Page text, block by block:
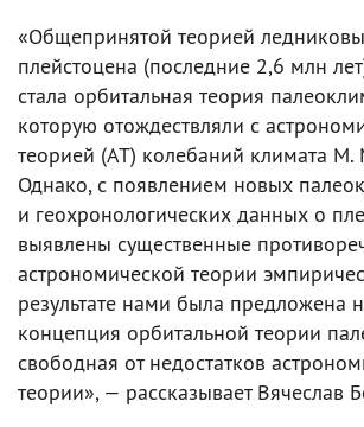
«Общепринятой теорией
плейстоцена (последние 2,6 млн
стала орбитальная теория
которую отождествляли с
теорией (АТ) колебаний климата М.
Однако, с появлением новых
и геохронологических данных о
выявлены существенные
астрономической теории
результате нами была предложена
концепция орбитальной теории
свободная от недостатков
теории», — рассказывает Вячеслав